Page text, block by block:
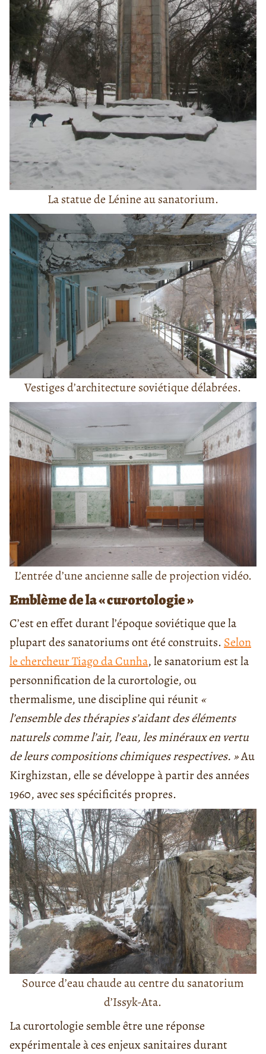
La statue de Lénine au sanatorium.
Vestiges d’architecture soviétique délabrées.
L’entrée d’une ancienne salle de projection vidéo.
Emblème de la « curortologie »
C’est en effet durant l’époque soviétique que la
plupart des sanatoriums ont été construits. Selon
le chercheur Tiago da Cunha, le sanatorium est la
personnification de la curortologie, ou
thermalisme, une discipline qui réunit«
l’ensemble des thérapies s’aidant des éléments
naturels comme l’air, l’eau, les minéraux en vertu
de leurs compositions chimiques respectives. »Au
Kirghizstan, elle se développe à partir des années
1960, avec ses spécificités propres.
Source d’eau chaude au centre du sanatorium
d’Issyk-Ata.
La curortologie semble être une réponse
expérimentale à ces enjeux sanitaires durant